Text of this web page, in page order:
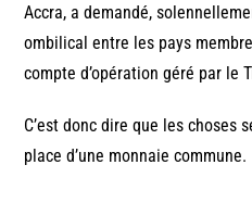
Accra, a demandé,
ombilical entre les pays
compte d’opération géré par le
C’est donc dire que les choses
place d’une monnaie commune.